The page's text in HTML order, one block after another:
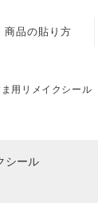
商品の貼り方
用リメイクシール
シール